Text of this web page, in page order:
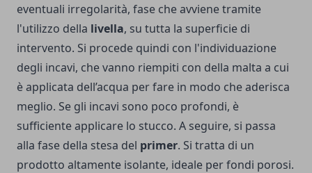
eventuali irregolarità, fase che avviene tramite
l'utilizzo della livella, su tutta la superficie di
intervento. Si procede quindi con l'individuazione
degli incavi, che vanno riempiti con della malta a cui
è applicata dell’acqua per fare in modo che aderisca
meglio. Se gli incavi sono poco profondi, è
sufficiente applicare lo stucco. A seguire, si passa
alla fase della stesa del primer. Si tratta di un
prodotto altamente isolante, ideale per fondi porosi.